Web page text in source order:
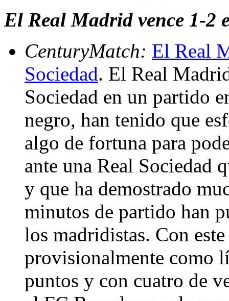
El Real Madrid vence 1-2
CenturyMatch: El Real
Sociedad. El Real
Sociedad en un partido
negro, han tenido que
algo de fortuna para
ante una Real Sociedad
y que ha demostrado
minutos de partido han
los madridistas. Con
provisionalmente como
puntos y con cuatro de